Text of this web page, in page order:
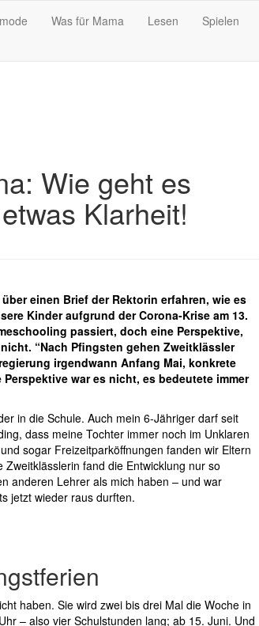
Was für Mama Lesen Spielen
Wie geht es
Klarheit!
einen Brief der Rektorin erfahren, wie es
Kinder aufgrund der Corona-Krise am 13.
passiert, doch eine Perspektive,
“Nach Pfingsten gehen Zweitklässler
irgendwann Anfang Mai, konkrete
war es nicht, es bedeutete immer
in die Schule. Auch mein 6-Jähriger darf seit
dass meine Tochter immer noch im Unklaren
sogar Freizeitparköffnungen fanden wir Eltern
fand die Entwicklung nur so
anderen Lehrer als mich haben – und war
jetzt wieder raus durften.
haben. Sie wird zwei bis drei Mal die Woche in
– also vier Schulstunden lang; ab 15. Juni. Und